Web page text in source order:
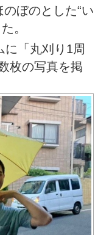
ぼのとした“い
。
に「丸刈り1周
枚の写真を掲